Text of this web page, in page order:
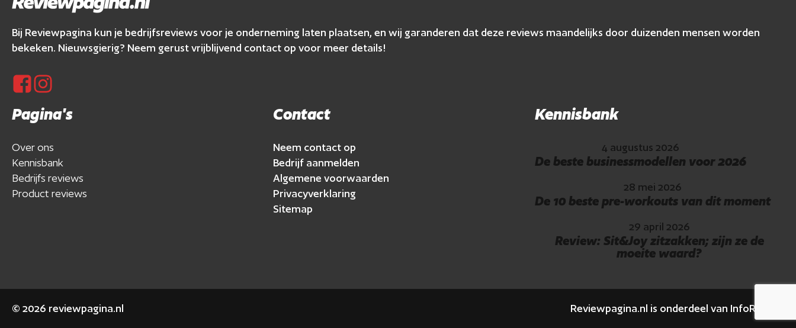
Bij Reviewpagina kun je bedrijfsreviews voor je onderneming laten plaatsen, en wij garanderen dat deze reviews maandelijks door duizenden mensen worden
bekeken. Nieuwsgierig? Neem gerust vrijblijvend contact op voor meer details!
Pagina's
Over ons
Kennisbank
Bedrijfs reviews
Product reviews
Contact
Neem contact op
Bedrijf aanmelden
Algemene voorwaarden
Privacyverklaring
Sitemap
Kennisbank
4 augustus 2026
De beste businessmodellen voor 2026
28 mei 2026
De 10 beste pre-workouts van dit moment
29 april 2026
Review: Sit&Joy zitzakken; zijn ze de
moeite waard?
© 2026 reviewpagina.nl Reviewpagina.nl is onderdeel van InfoReview